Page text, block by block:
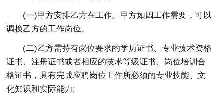
(一)甲方安排乙方在工作。甲方如因工作需要，可以
调换乙方的工作岗位。
(二)乙方需持有岗位要求的学历证书、专业技术资格
证书、注册证书或者相应的技术等级证书、岗位培训合
格证书，具有完成应聘岗位工作所必须的专业技能、文
化知识和实际能力;